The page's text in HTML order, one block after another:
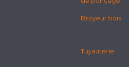
Broyeur bois
Tuyauterie